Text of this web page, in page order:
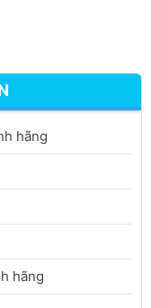
hãng
hãng